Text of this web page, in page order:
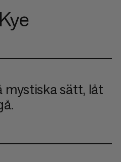
mystiska sätt, låt